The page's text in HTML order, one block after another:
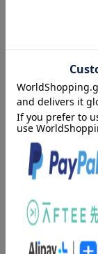
「聞き上手」がう
間が苦痛だ」とい
方のコツ」を押さ
ーションがうまく
ります。「聞き上
つくることができ
生も、全部がより
内容紹介（「
もう会話で焦らな
も、話し下手でも
の秘訣」が満載！
目次（「